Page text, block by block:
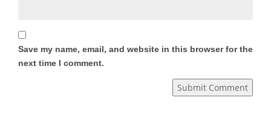
Save my name, email, and website in this browser for the
next time I comment.
Submit Comment